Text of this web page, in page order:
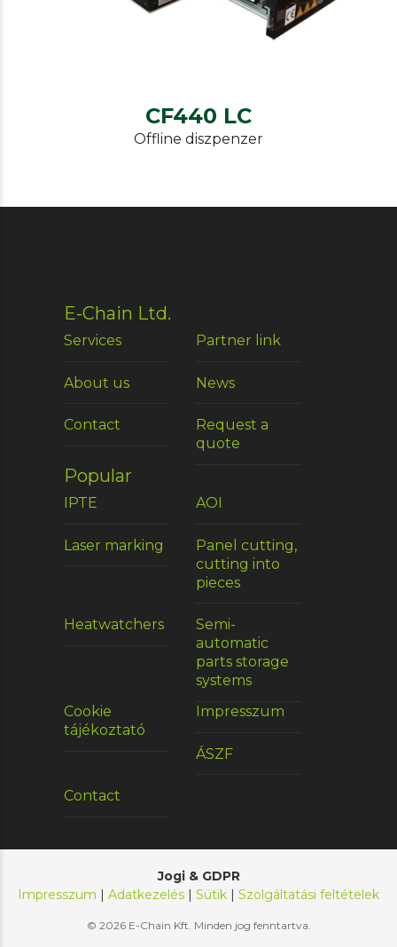
CF440 LC
Offline diszpenzer
E-Chain Ltd.
Services Partner link
About us News
Contact
Request a
quote
Popular
IPTE AOI
Laser marking
Panel cutting,
cutting into
pieces
Heatwatchers
Semi-
automatic
parts storage
systems
Cookie
tájékoztató
Impresszum
ÁSZF
Contact
Jogi & GDPR
Impresszum | Adatkezelés | Sütik | Szolgáltatási feltételek
© 2026 E-Chain Kft. Minden jog fenntartva.